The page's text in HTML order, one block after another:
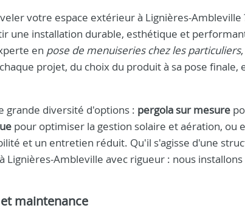
votre espace extérieur à Lignières-Ambleville
une installation durable, esthétique et
en pose de menuiseries chez les particuliers
projet, du choix du produit à sa pose finale,
grande diversité d'options : pergola sur mesure
pour optimiser la gestion solaire et aération, ou
et un entretien réduit. Qu'il s'agisse d'une
Ambleville avec rigueur : nous installons
maintenance